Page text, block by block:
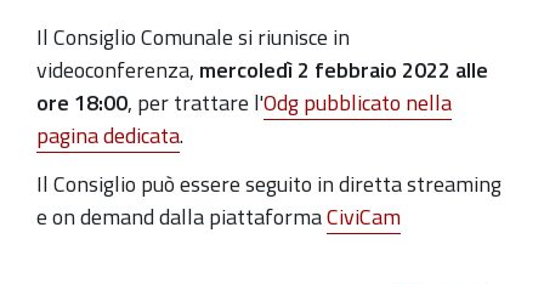
02T21:00:00+01:00
Il Consiglio Comunale si riunisce in
videoconferenza, mercoledì 2 febbraio 2022 alle
ore 18:00, per trattare l'Odg pubblicato nella
pagina dedicata.
Il Consiglio può essere seguito in diretta streaming
e on demand dalla piattaformaCiviCam